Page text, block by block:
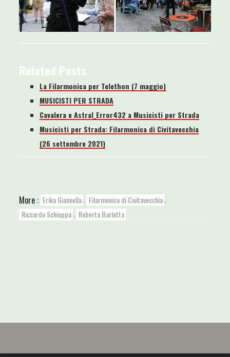
Related Posts
La Filarmonica per Telethon (7 maggio)
MUSICISTI PER STRADA
Cavalera e Astral_Error432 a Musicisti per Strada
Musicisti per Strada: Filarmonica di Civitavecchia
(26 settembre 2021)
More : Erika Giannella Filarmonica di Civitavecchia
Riccardo Schioppa
Roberta Barletta